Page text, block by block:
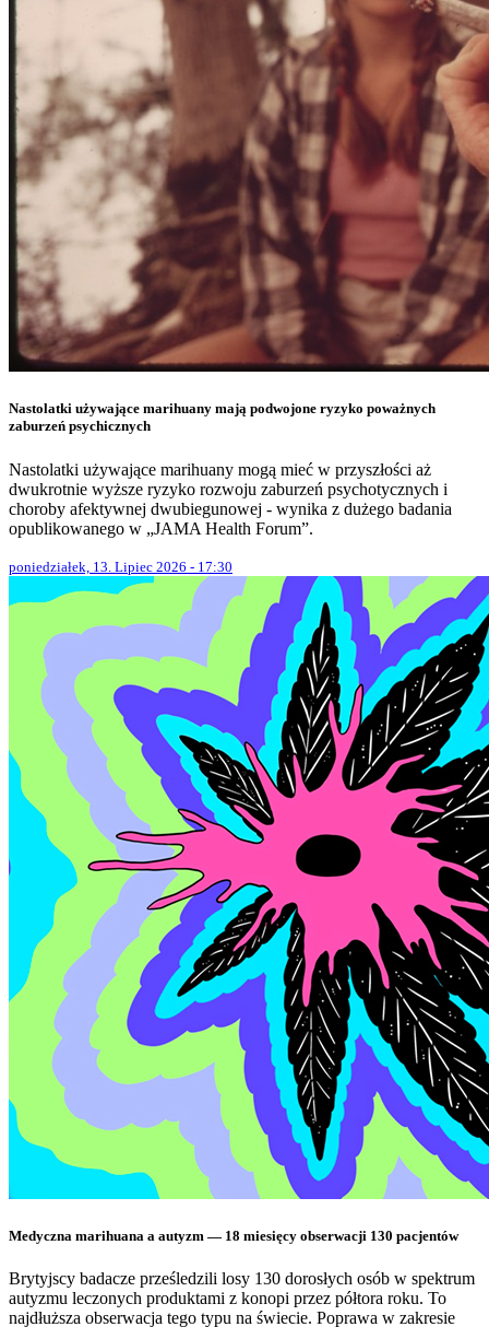
Nastolatki używające marihuany mają podwojone ryzyko poważnych
zaburzeń psychicznych
Nastolatki używające marihuany mogą mieć w przyszłości aż
dwukrotnie wyższe ryzyko rozwoju zaburzeń psychotycznych i
choroby afektywnej dwubiegunowej - wynika z dużego badania
opublikowanego w „JAMA Health Forum”.
poniedziałek, 13. Lipiec 2026 - 17:30
Medyczna marihuana a autyzm — 18 miesięcy obserwacji 130 pacjentów
Brytyjscy badacze prześledzili losy 130 dorosłych osób w spektrum
autyzmu leczonych produktami z konopi przez półtora roku. To
najdłuższa obserwacja tego typu na świecie. Poprawa w zakresie